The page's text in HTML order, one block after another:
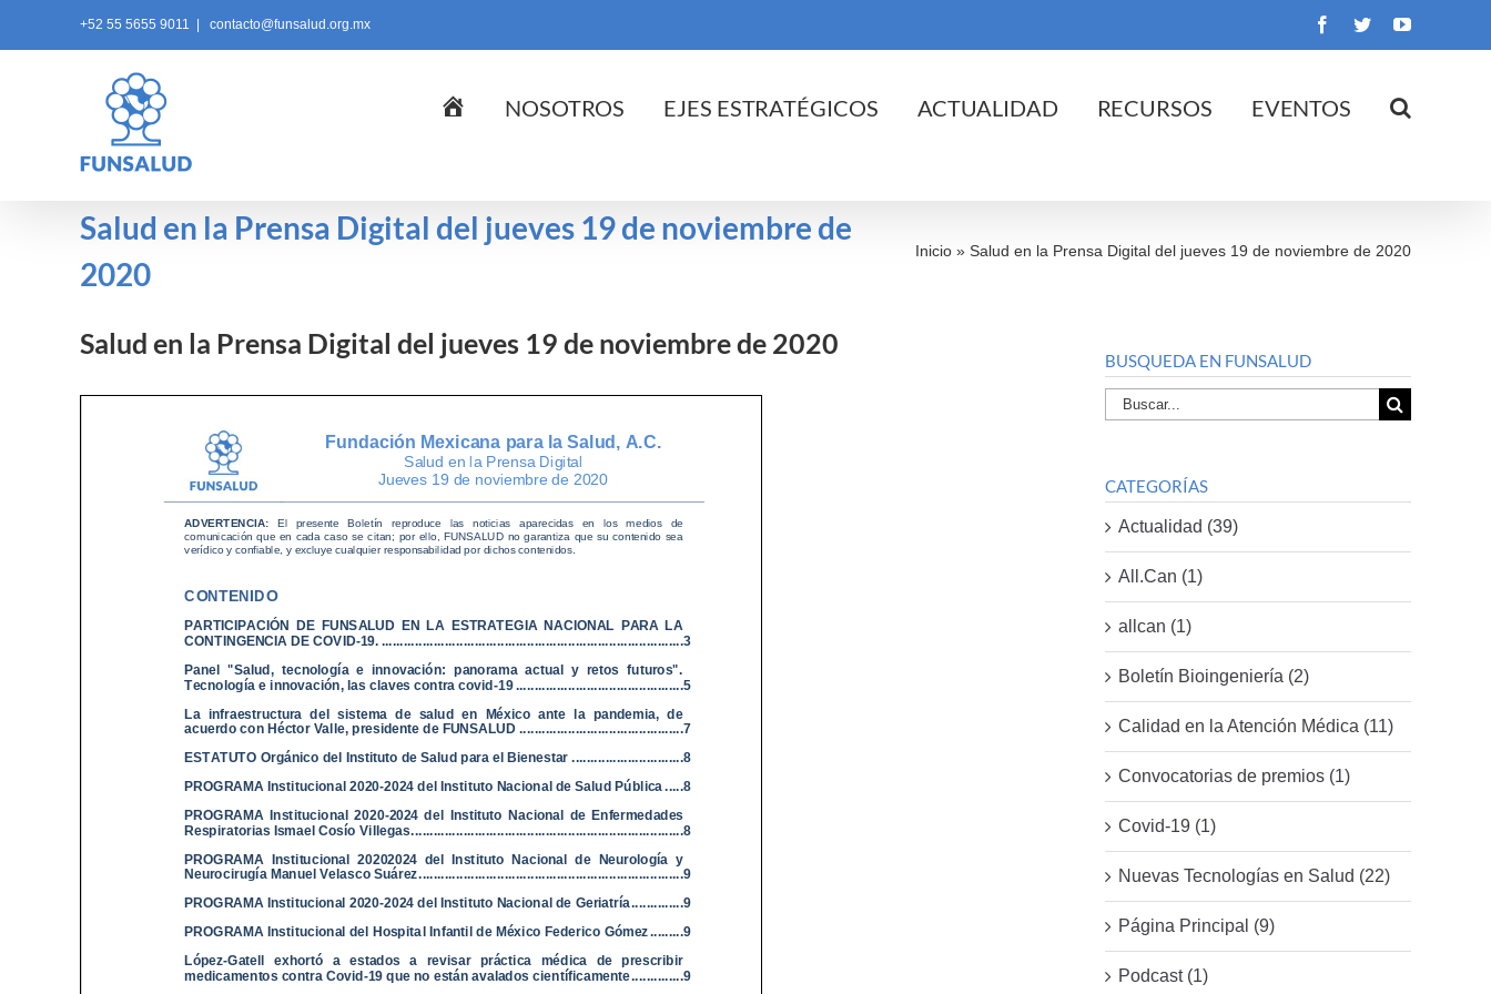
+52 55 5655 9011 contacto@funsalud.org.mx Facebook
TwitterYouTube
InicioNOSOTROS EJES ESTRATÉGICOS ACTUALIDAD RECURSOS EVENTOS
Salud en la Prensa Digital del jueves 19 de noviembre de
2020
Inicio » Salud en la Prensa Digital del jueves 19 de noviembre de 2020
Salud en la Prensa Digital del jueves 19 de noviembre de 2020
BUSQUEDA EN FUNSALUD
Buscar
por:
CATEGORÍAS
Actualidad (39)
All.Can (1)
allcan (1)
Boletín Bioingeniería (2)
Calidad en la Atención Médica (11)
Convocatorias de premios (1)
Covid-19 (1)
Nuevas Tecnologías en Salud (22)
Página Principal (9)
Podcast (1)